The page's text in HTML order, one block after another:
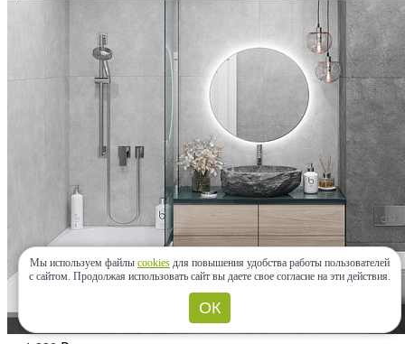
Мы используем файлы cookies для повышения удобства работы пользователей
с сайтом. Продолжая использовать сайт вы даете свое согласие на эти действия.
ОК